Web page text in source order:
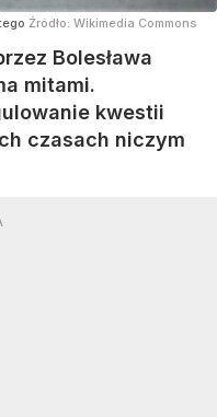
Źródło: Wikimedia Commons
Bolesława
mitami.
kwestii
czasach niczym